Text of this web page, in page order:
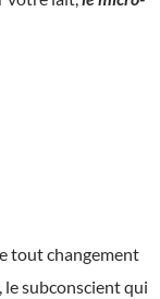
tout changement
le subconscient qui